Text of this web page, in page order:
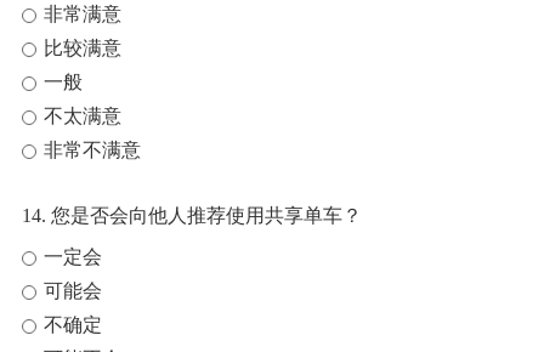
非常满意
比较满意
一般
不太满意
非常不满意
14. 您是否会向他人推荐使用共享单车？
一定会
可能会
不确定